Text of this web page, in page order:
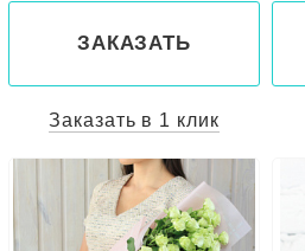
ЗАКАЗАТЬ
Заказать в 1 клик